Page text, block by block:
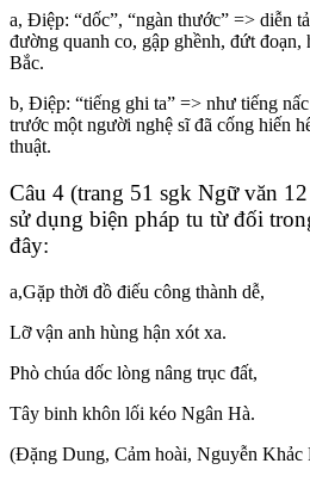
a, Điệp: “dốc”, “ngàn thước” => diễn
đường quanh co, gập ghềnh, đứt
Bắc.
b, Điệp: “tiếng ghi ta” => như tiếng
trước một người nghệ sĩ đã cống hiến
thuật.
Câu 4 (trang 51 sgk Ngữ văn
sử dụng biện pháp tu từ đối
đây:
a,Gặp thời đồ điếu công thành dễ,
Lỡ vận anh hùng hận xót xa.
Phò chúa dốc lòng nâng trục đất,
Tây binh khôn lối kéo Ngân Hà.
(Đặng Dung, Cảm hoài, Nguyễn Khảc